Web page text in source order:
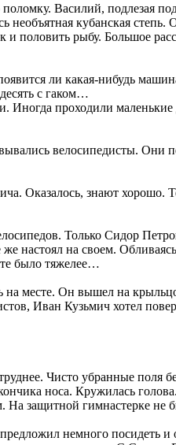
Василий, подлезая
необъятная кубанская
половить рыбу. Большое
ли какая-нибудь
с гаком…
проходили
велосипедисты. Они
Оказалось, знают хорошо.
Только Сидор
настоял на своем.
было тяжелее…
Он вышел на
Иван Кузьмич хотел
Чисто убранные поля
носа. Кружилась
защитной гимнастерке не
немного посидеть